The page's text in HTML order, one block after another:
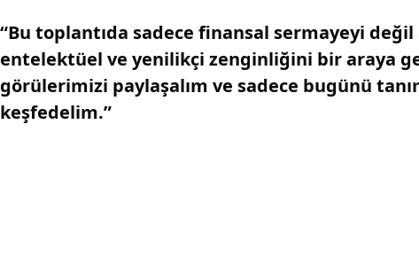
“Bu toplantıda sadece finansal sermayeyi
entelektüel ve yenilikçi zenginliğini bir araya
görülerimizi paylaşalım ve sadece bugünü
keşfedelim.”